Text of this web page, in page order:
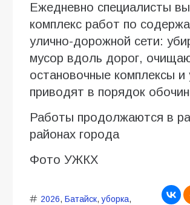
Ежедневно специалисты
комплекс работ по
улично-дорожной сети:
мусор вдоль дорог,
остановочные комплексы и
приводят в порядок
Работы продолжаются в
районах города
Фото УЖКХ
2026, Батайск,уборка,